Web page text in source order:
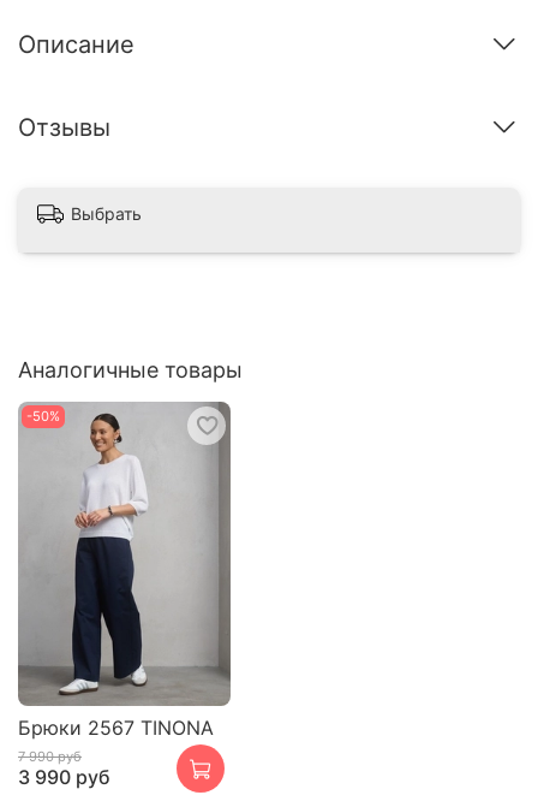
Описание
Отзывы
Выбрать
Аналогичные товары
-50%
Брюки 2567 TINONA
7 990 руб
3 990 руб